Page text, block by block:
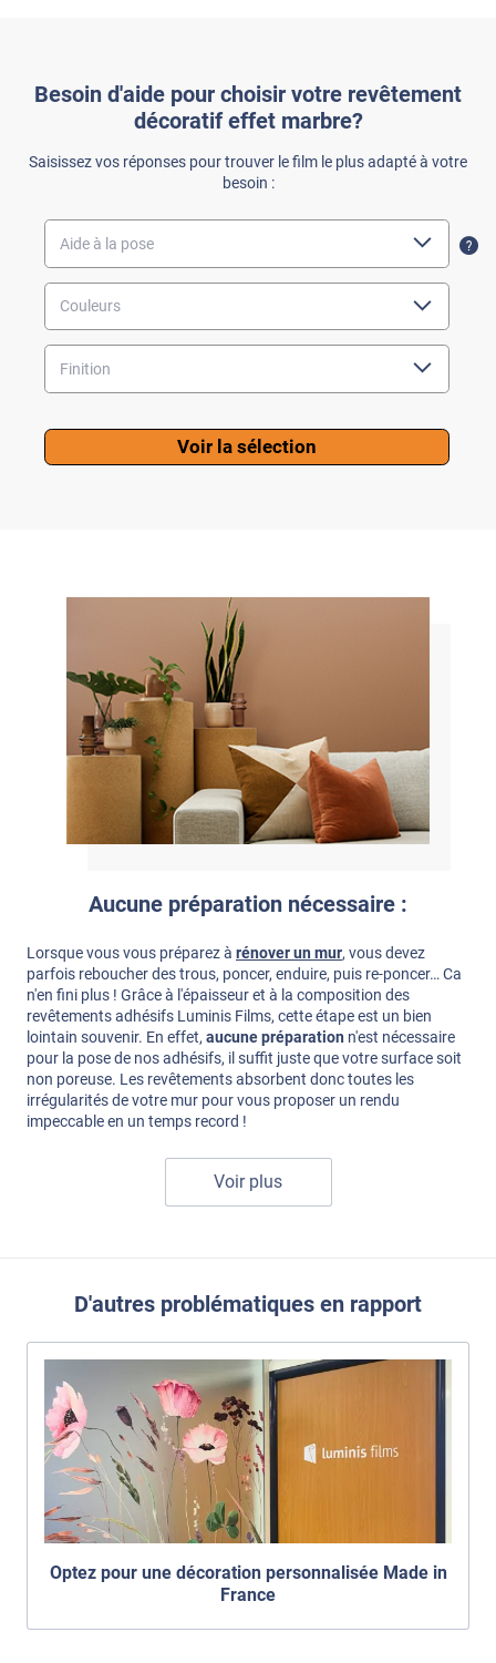
Besoin d'aide pour choisir votre revêtement
décoratif effet marbre?
Saisissez vos réponses pour trouver le film le plus adapté à votre
besoin :
Voir la sélection
Aucune préparation nécessaire :
Lorsque vous vous préparez à rénover un mur, vous devez
parfois reboucher des trous, poncer, enduire, puis re-poncer… Ca
n'en fini plus ! Grâce à l'épaisseur et à la composition des
revêtements adhésifs Luminis Films, cette étape est un bien
lointain souvenir. En effet, aucune préparation n'est nécessaire
pour la pose de nos adhésifs, il suffit juste que votre surface soit
non poreuse. Les revêtements absorbent donc toutes les
irrégularités de votre mur pour vous proposer un rendu
impeccable en un temps record !
Voir plus
D'autres problématiques en rapport
Optez pour une décoration personnalisée Made in
France